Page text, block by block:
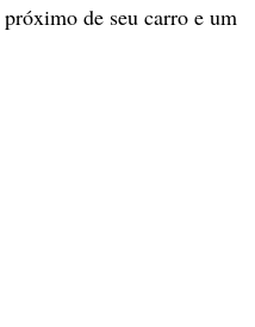
de seu carro e um